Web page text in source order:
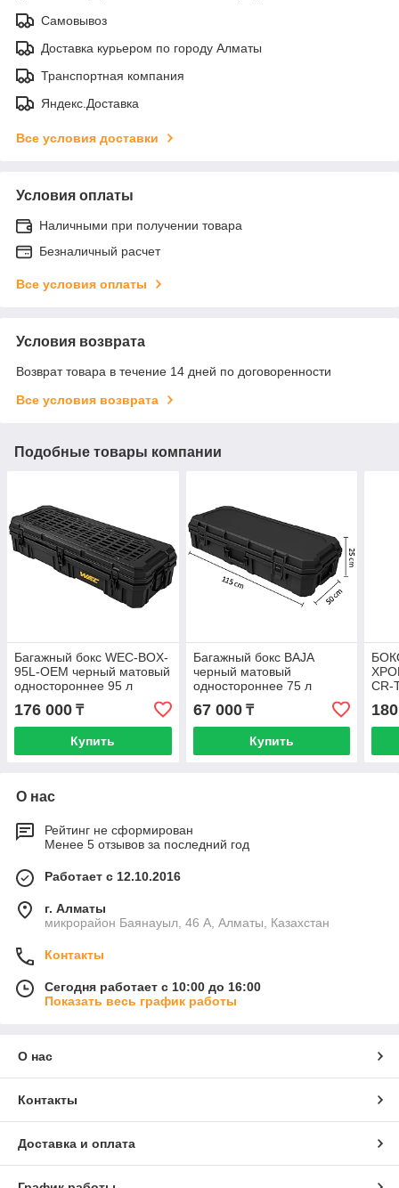
Самовывоз
Доставка курьером по городу Алматы
Транспортная компания
Яндекс.Доставка
Все условия доставки
Условия оплаты
Наличными при получении товара
Безналичный расчет
Все условия оплаты
Условия возврата
Возврат товара в течение 14 дней по договоренности
Все условия возврата
Подобные товары компании
Багажный бокс WEC-BOX-
95L-OEM черный матовый
одностороннее 95 л
176 000 ₸
Купить
Багажный бокс BAJA
черный матовый
одностороннее 75 л
67 000₸
Купить
CR-
О нас
Рейтинг не сформирован
Менее 5 отзывов за последний год
Работает с 12.10.2016
г. Алматы
микрорайон Баянауыл, 46 А, Алматы, Казахстан
Контакты
Сегодня работает с 10:00 до 16:00
Показать весь график работы
О нас
Контакты
Доставка и оплата